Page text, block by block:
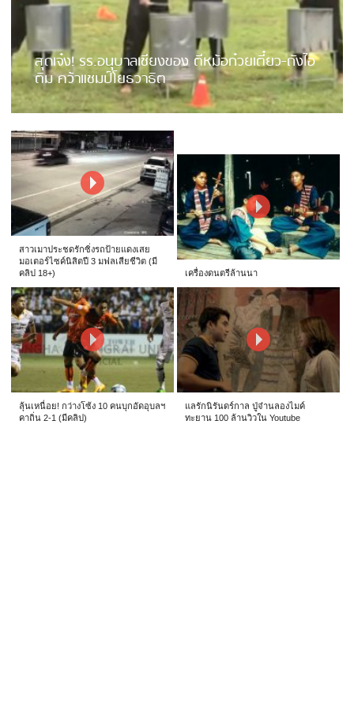
สุดเจ๋ง! รร.อนุบาลเชียงของ ตีหม้อก๋วยเตี๋ยว-ถังไอ
ติม คว้าแชมป์โยธวาธิต
สาวเมาประชดรักซิ่งรถป้ายแดงเสย
มอเตอร์ไซค์นิสิตปี 3 มฟลเสียชีวิต (มี
คลิป 18+)
เครื่องดนตรีล้านนา
ลุ้นเหนื่อย! กว่างโซ้ง 10 คนบุกอัดอุบลฯ
คาถิ่น 2-1 (มีคลิป)
แลรักนิรันดร์กาล ปู่จ๋านลองไมค์
ทะยาน 100 ล้านวิวใน Youtube